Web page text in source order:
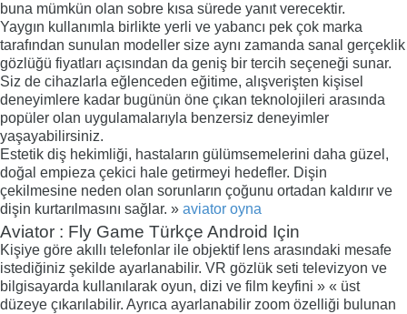
buna mümkün olan sobre kısa sürede yanıt verecektir.
Yaygın kullanımla birlikte yerli ve yabancı pek çok marka
tarafından sunulan modeller size aynı zamanda sanal gerçeklik
gözlüğü fiyatları açısından da geniş bir tercih seçeneği sunar.
Siz de cihazlarla eğlenceden eğitime, alışverişten kişisel
deneyimlere kadar bugünün öne çıkan teknolojileri arasında
popüler olan uygulamalarıyla benzersiz deneyimler
yaşayabilirsiniz.
Estetik diş hekimliği, hastaların gülümsemelerini daha güzel,
doğal empieza çekici hale getirmeyi hedefler. Dişin
çekilmesine neden olan sorunların çoğunu ortadan kaldırır ve
dişin kurtarılmasını sağlar. » aviator oyna
Aviator : Fly Game Türkçe Android Için
Kişiye göre akıllı telefonlar ile objektif lens arasındaki mesafe
istediğiniz şekilde ayarlanabilir. VR gözlük seti televizyon ve
bilgisayarda kullanılarak oyun, dizi ve film keyfini » « üst
düzeye çıkarılabilir. Ayrıca ayarlanabilir zoom özelliği bulunan